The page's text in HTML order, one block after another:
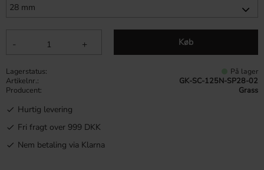
+
- Køb
Lagerstatus På lager
Artikelnr.
GK-SC-125N-SP28-02
Producent
Grass
Hurtig levering
Fri fragt over 999 DKK
Nem betaling via Klarna